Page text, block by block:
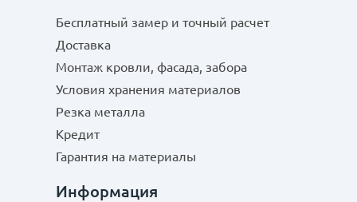
Бесплатный замер и точный расчет
Доставка
Монтаж кровли, фасада, забора
Условия хранения материалов
Резка металла
Кредит
Гарантия на материалы
Информация